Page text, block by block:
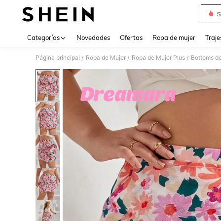
Categorías Novedades Ofertas Ropa de mujer
Página principal / Ropa de Mujer / Ropa de Mujer Plus / Bottoms